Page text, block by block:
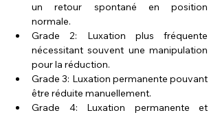
un retour spontané en position
normale.
Grade 2: Luxation plus fréquente
nécessitant souvent une manipulation
pour la réduction.
Grade 3: Luxation permanente pouvant
être réduite manuellement.
Grade 4: Luxation permanente et